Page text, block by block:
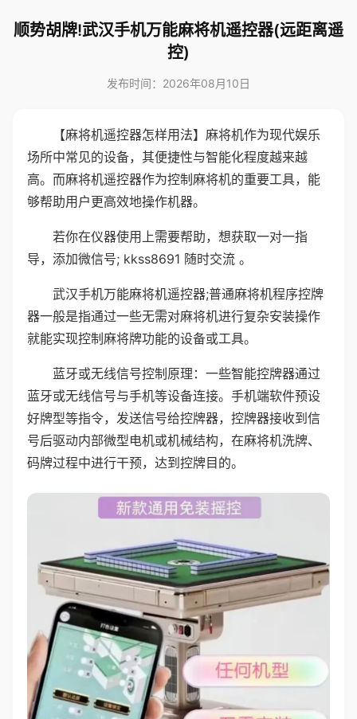
顺势胡牌!武汉手机万能麻将机遥控器(远距离遥
控)
发布时间：2026年08月10日
【麻将机遥控器怎样用法】麻将机作为现代娱乐
场所中常见的设备，其便捷性与智能化程度越来越
高。而麻将机遥控器作为控制麻将机的重要工具，能
够帮助用户更高效地操作机器。
若你在仪器使用上需要帮助，想获取一对一指
导，添加微信号; kkss8691 随时交流 。
武汉手机万能麻将机遥控器;普通麻将机程序控牌
器一般是指通过一些无需对麻将机进行复杂安装操作
就能实现控制麻将牌功能的设备或工具。
蓝牙或无线信号控制原理：一些智能控牌器通过
蓝牙或无线信号与手机等设备连接。手机端软件预设
好牌型等指令，发送信号给控牌器，控牌器接收到信
号后驱动内部微型电机或机械结构，在麻将机洗牌、
码牌过程中进行干预，达到控牌目的。